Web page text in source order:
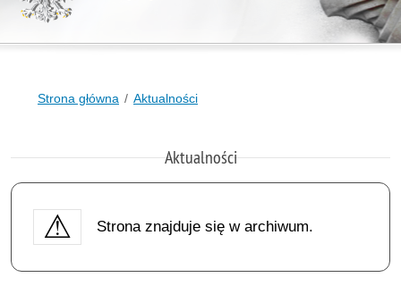
Strona główna Aktualności
Aktualności
Strona znajduje się w archiwum.